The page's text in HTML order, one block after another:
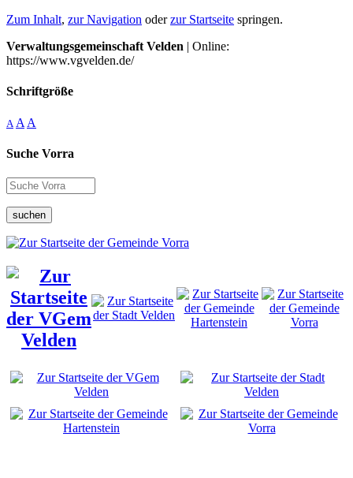
Zum Inhalt, zur Navigation oderzur Startseite springen.
Verwaltungsgemeinschaft Velden | Online:
https://www.vgvelden.de/
Schriftgröße
A A A
Suche Vorra
suchen